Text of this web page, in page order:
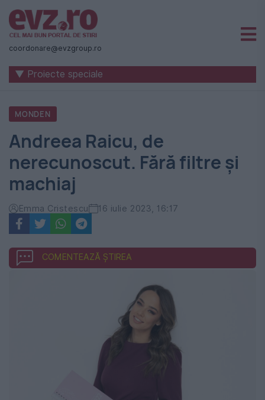
Știri
naționale
internaționale
România
-
Evenimentul
Zilei
coordonare@evzgroup.ro
▼ Proiecte speciale
MONDEN
Andreea Raicu, de
nerecunoscut. Fără filtre și
machiaj
Emma Cristescu 16 iulie 2023, 16:17
COMENTEAZĂ ȘTIREA